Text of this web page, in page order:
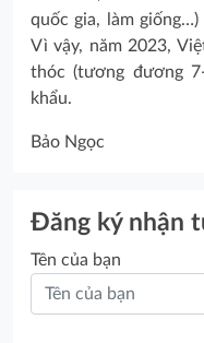
quốc gia, làm
Vì vậy, năm 2023,
thóc (tương đương
khẩu.
Bảo Ngọc
Đăng ký nhận
Tên của bạn